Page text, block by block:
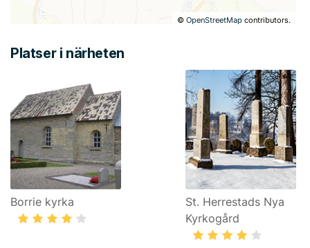
©OpenStreetMap contributors.
Platser i närheten
Borrie kyrka
St. Herrestads Nya
Kyrkogård